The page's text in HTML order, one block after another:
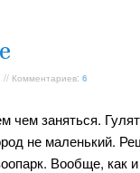
// Комментариев: 6
заняться.
не маленький.
Вообще, как